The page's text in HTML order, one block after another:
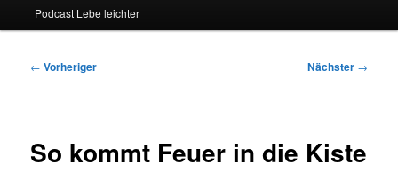
Podcast Lebe leichter
Beitragsnavigation
← Vorheriger Nächster →
So kommt Feuer in die Kiste